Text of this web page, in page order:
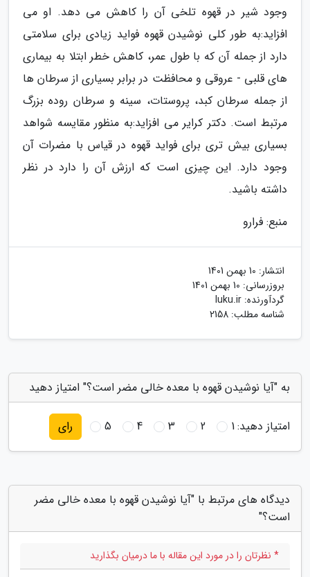
وجود شیر در قهوه تلخی آن را کاهش می دهد. او می
افزاید:به طور کلی نوشیدن قهوه فواید زیادی برای سلامتی
دارد از جمله آن که با طول عمر، کاهش خطر ابتلا به بیماری
های قلبی - عروقی و محافظت در برابر بسیاری از سرطان ها
از جمله سرطان کبد، پروستات، سینه و سرطان روده بزرگ
مرتبط است. دکتر کرایر می افزاید:به منظور مقایسه شواهد
بسیاری بیش تری برای فواید قهوه در قیاس با مضرات آن
وجود دارد. این چیزی است که ارزش آن را دارد در نظر
داشته باشید.
منبع: فرارو
انتشار: 10 بهمن 1401
بروزرسانی: 10 بهمن 1401
گردآورنده: luku.ir
شناسه مطلب: 2158
به "آیا نوشیدن قهوه با معده خالی مضر است؟" امتیاز دهید
امتیاز دهید:1
2
3
4
5 رای
دیدگاه های مرتبط با "آیا نوشیدن قهوه با معده خالی مضر
است؟"
* نظرتان را در مورد این مقاله با ما درمیان بگذارید